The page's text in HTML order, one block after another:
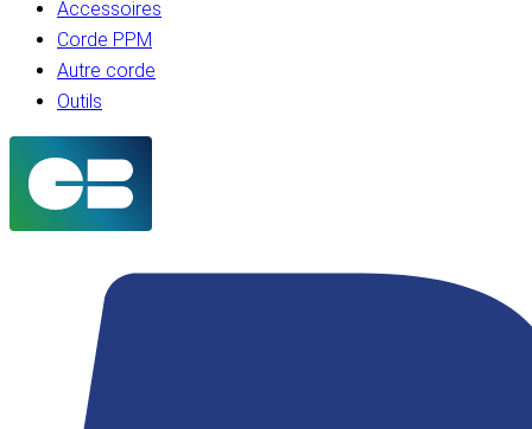
Accessoires
Corde PPM
Autre corde
Outils